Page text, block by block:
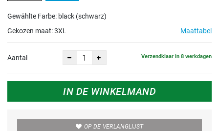
Gewählte Farbe: black (schwarz)
Gekozen maat:3XL Maattabel
Aantal Verzendklaar in 8 werkdagen
IN DE WINKELMAND
OP DE VERLANGLIJST